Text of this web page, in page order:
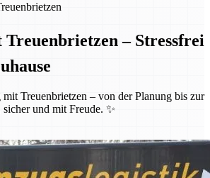
– Stressfrei
Treuenbrietzen – von der Planung bis zur
und mit Freude. ✨